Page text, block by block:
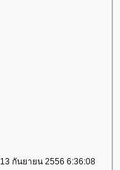
13 กันยายน 2556 6:36:08